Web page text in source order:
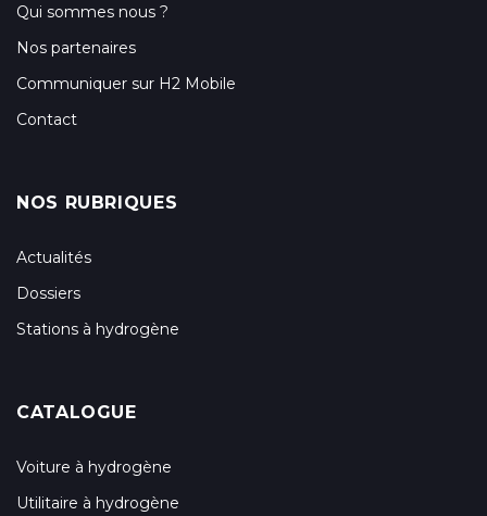
Qui sommes nous ?
Nos partenaires
Communiquer sur H2 Mobile
Contact
NOS RUBRIQUES
Actualités
Dossiers
Stations à hydrogène
CATALOGUE
Voiture à hydrogène
Utilitaire à hydrogène